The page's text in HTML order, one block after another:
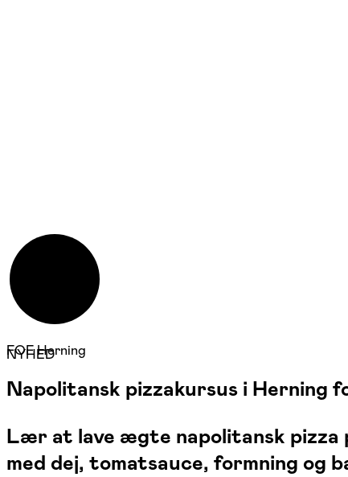
NYHED
FOF Herning
Napolitansk pizzakursus i Herning
Lær at lave ægte napolitansk pizza
med dej, tomatsauce, formning og